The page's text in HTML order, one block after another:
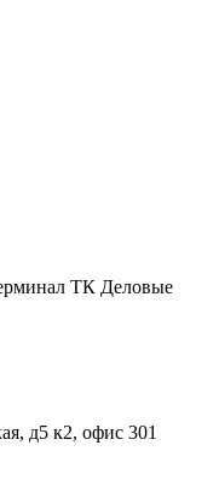
ТК Деловые
д5 к2, офис 301